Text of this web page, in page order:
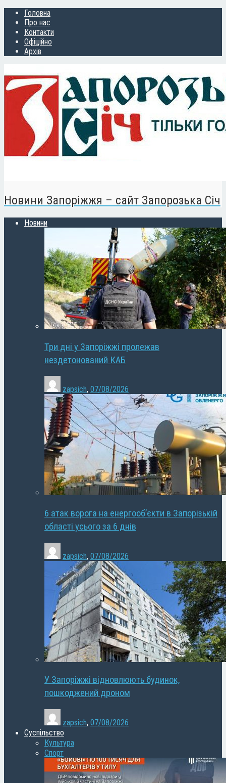
Головна
Про нас
Контакти
Офіційно
Архів
Новини Запоріжжя – сайт Запорозька Січ
Новини
Три дні у Запоріжжі пролежав
нездетонований КАБ
zapsich, 07/08/2026
6 атак ворога на енергооб’єкти в Запорізькій
області усього за 6 днів
zapsich, 07/08/2026
У Запоріжжі відновлюють будинок,
пошкоджений дроном
zapsich, 07/08/2026
Суспільство
Культура
Спорт